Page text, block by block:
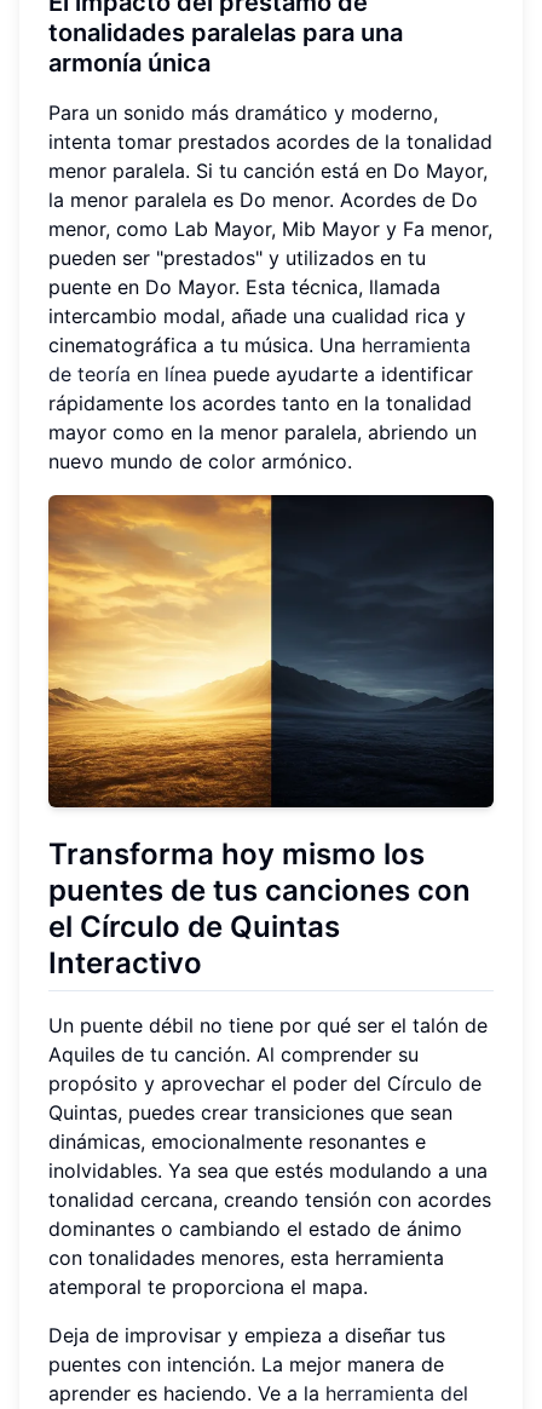
tonalidades paralelas para una
armonía única
Para un sonido más dramático y moderno,
intenta tomar prestados acordes de la tonalidad
menor paralela. Si tu canción está en Do Mayor,
la menor paralela es Do menor. Acordes de Do
menor, como Lab Mayor, Mib Mayor y Fa menor,
pueden ser "prestados" y utilizados en tu
puente en Do Mayor. Esta técnica, llamada
intercambio modal, añade una cualidad rica y
cinematográfica a tu música. Una herramienta
de teoría en línea puede ayudarte a identificar
rápidamente los acordes tanto en la tonalidad
mayor como en la menor paralela, abriendo un
nuevo mundo de color armónico.
Transforma hoy mismo los
puentes de tus canciones con
el Círculo de Quintas
Interactivo
Un puente débil no tiene por qué ser el talón de
Aquiles de tu canción. Al comprender su
propósito y aprovechar el poder del Círculo de
Quintas, puedes crear transiciones que sean
dinámicas, emocionalmente resonantes e
inolvidables. Ya sea que estés modulando a una
tonalidad cercana, creando tensión con acordes
dominantes o cambiando el estado de ánimo
con tonalidades menores, esta herramienta
atemporal te proporciona el mapa.
Deja de improvisar y empieza a diseñar tus
puentes con intención. La mejor manera de
aprender es haciendo. Ve a la herramienta del